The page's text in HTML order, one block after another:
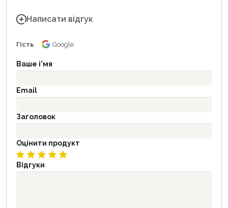
Написати відгук
Гість Google
Ваше і'мя
Email
Заголовок
Оцінити продукт
Відгуки